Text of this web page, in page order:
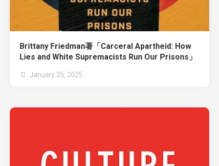
Brittany Friedman著「Carceral Apartheid: How
Lies and White Supremacists Run Our Prisons」
January 25, 2025